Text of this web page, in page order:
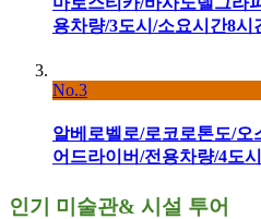
용차량/3도시/소요시간8시
No.3
알베로벨로/로코로톤도/
어드라이버/전용차량/4도
인기 미술관& 시설 투어